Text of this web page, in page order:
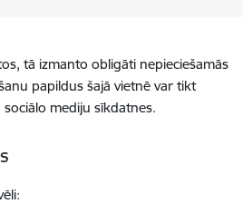
tā izmanto obligāti nepieciešamās
papildus šajā vietnē var tikt
mediju sīkdatnes.